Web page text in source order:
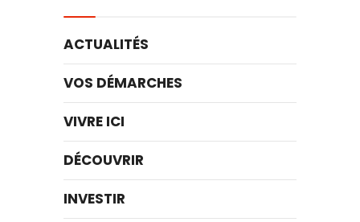
ACTUALITÉS
VOS DÉMARCHES
VIVRE ICI
DÉCOUVRIR
INVESTIR